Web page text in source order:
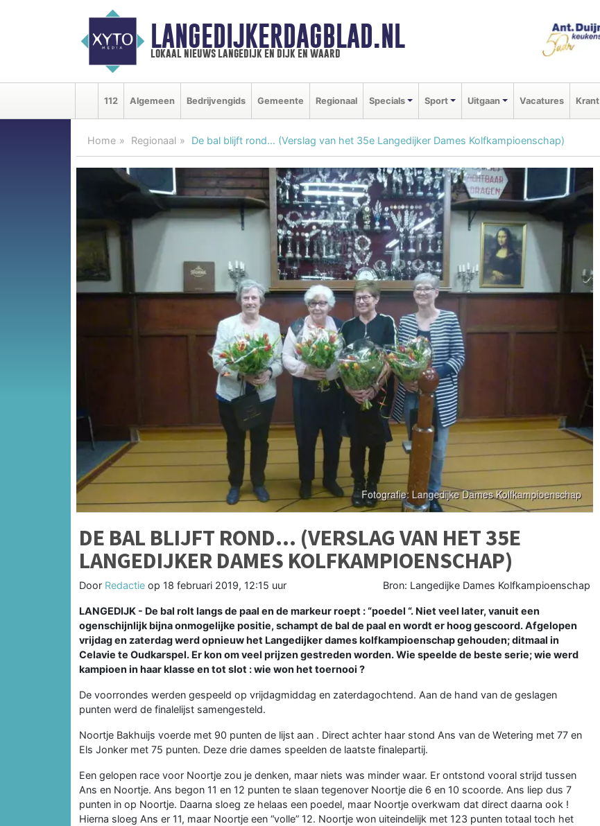
LANGEDIJKERDAGBLAD.NL
lokaal nieuws langedijk en dijk en waard
112 Algemeen Bedrijvengids Gemeente Regionaal Specials Sport Uitgaan Vacatures Krant
Home Regionaal De bal blijft rond... (Verslag van het 35e Langedijker Dames Kolfkampioenschap)
DE BAL BLIJFT ROND... (VERSLAG VAN HET 35E
LANGEDIJKER DAMES KOLFKAMPIOENSCHAP)
Door Redactie op 18 februari 2019, 12:15 uur Bron: Langedijke Dames Kolfkampioenschap
LANGEDIJK - De bal rolt langs de paal en de markeur roept : “poedel “. Niet veel later, vanuit een
ogenschijnlijk bijna onmogelijke positie, schampt de bal de paal en wordt er hoog gescoord. Afgelopen
vrijdag en zaterdag werd opnieuw het Langedijker dames kolfkampioenschap gehouden; ditmaal in
Celavie te Oudkarspel. Er kon om veel prijzen gestreden worden. Wie speelde de beste serie; wie werd
kampioen in haar klasse en tot slot : wie won het toernooi ?
De voorrondes werden gespeeld op vrijdagmiddag en zaterdagochtend. Aan de hand van de geslagen
punten werd de finalelijst samengesteld.
Noortje Bakhuijs voerde met 90 punten de lijst aan . Direct achter haar stond Ans van de Wetering met 77 en
Els Jonker met 75 punten. Deze drie dames speelden de laatste finalepartij.
Een gelopen race voor Noortje zou je denken, maar niets was minder waar. Er ontstond vooral strijd tussen
Ans en Noortje. Ans begon 11 en 12 punten te slaan tegenover Noortje die 6 en 10 scoorde. Ans liep dus 7
punten in op Noortje. Daarna sloeg ze helaas een poedel, maar Noortje overkwam dat direct daarna ook !
Hierna sloeg Ans er 11, maar Noortje een “volle” 12. Noortje won uiteindelijk met 123 punten totaal toch het